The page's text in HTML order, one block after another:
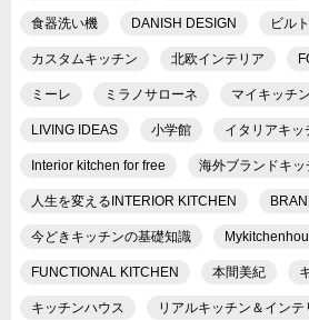
食器洗い機 DANISH DESIGN ビル
カスタムキッチン 北欧インテリア
ミーレ ミラノサローネ マイキッチ
LIVING IDEAS 小学館 イタリアキッ
Interior kitchen for free 海外ブランドキッ
人生を変えるINTERIOR KITCHEN
今どきキッチンの基礎知識
FUNCTIONAL KITCHEN 本間美紀
キッチンハウス リアルキッチン＆インテ